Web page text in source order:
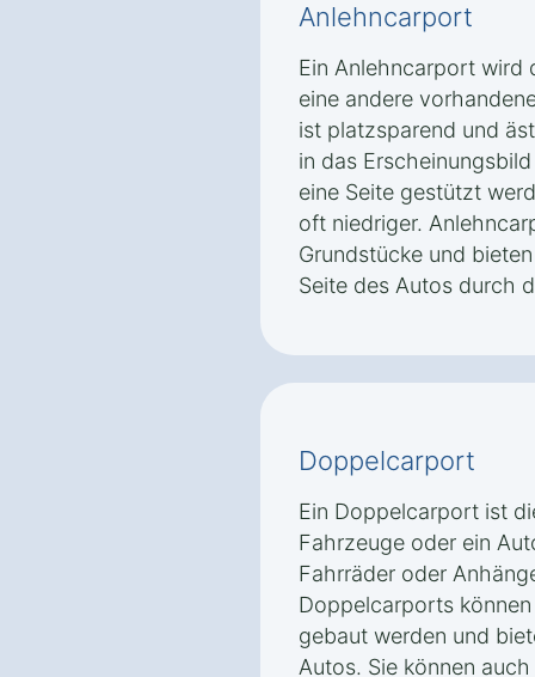
Anlehncarport
Ein Anlehncarport wird
eine andere
ist platzsparend und
in das
eine Seite gestützt
oft niedriger.
Grundstücke und
Seite des Autos durch
Doppelcarport
Ein Doppelcarport ist
Fahrzeuge oder ein
Fahrräder oder
Doppelcarports
gebaut werden und
Autos. Sie können